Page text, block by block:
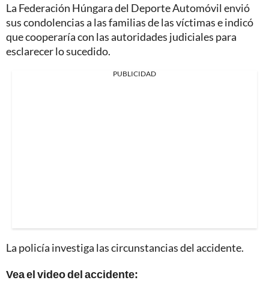
La Federación Húngara del Deporte Automóvil envió
sus condolencias a las familias de las víctimas e indicó
que cooperaría con las autoridades judiciales para
esclarecer lo sucedido.
PUBLICIDAD
La policía investiga las circunstancias del accidente.
Vea el video del accidente: